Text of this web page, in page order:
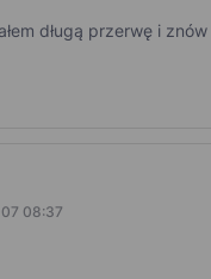
długą przerwę i
08:37